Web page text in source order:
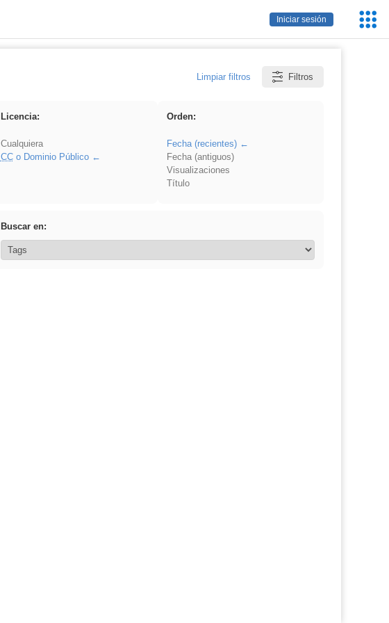
Iniciar sesión
Limpiar filtros Filtros
Licencia:
Cualquiera
CCo Dominio Público
Orden:
Fecha (recientes)
Fecha (antiguos)
Visualizaciones
Título
Buscar en: